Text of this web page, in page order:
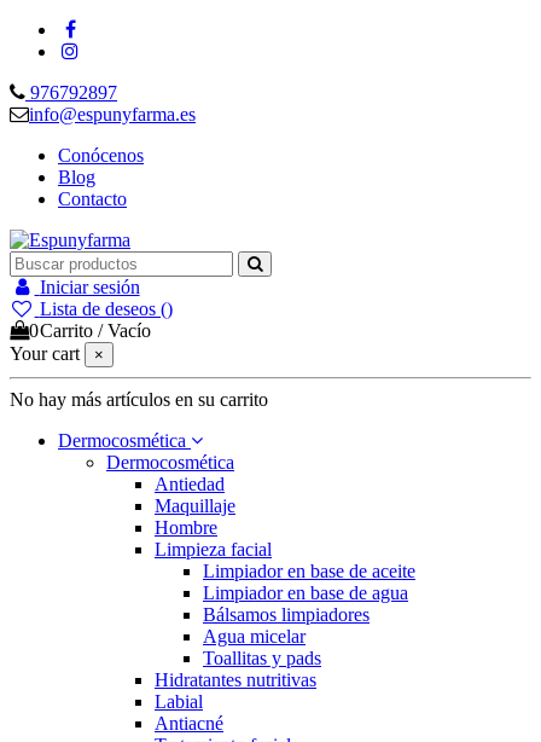
976792897
info@espunyfarma.es
Conócenos
Blog
Contacto
Iniciar sesión
Lista de deseos ()
0Carrito /Vacío
Your cart
×
No hay más artículos en su carrito
Dermocosmética
Dermocosmética
Antiedad
Maquillaje
Hombre
Limpieza facial
Limpiador en base de aceite
Limpiador en base de agua
Bálsamos limpiadores
Agua micelar
Toallitas y pads
Hidratantes nutritivas
Labial
Antiacné